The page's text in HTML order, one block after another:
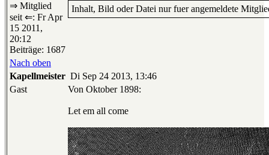
⇒ Mitglied
seit ⇐: Fr Apr
15 2011,
20:12
Beiträge: 1687
Inhalt, Bild oder Datei nur fuer angemeldete
Nach oben
Kapellmeister Di Sep 24 2013, 13:46
Gast
Von Oktober 1898:
Let em all come